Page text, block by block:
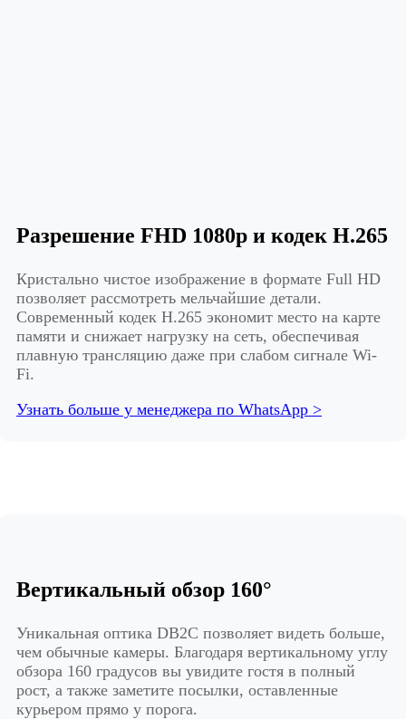
Разрешение FHD 1080p и кодек H.265
Кристально чистое изображение в формате Full HD
позволяет рассмотреть мельчайшие детали.
Современный кодек H.265 экономит место на карте
памяти и снижает нагрузку на сеть, обеспечивая
плавную трансляцию даже при слабом сигнале Wi-
Fi.
Узнать больше у менеджера по WhatsApp >
Вертикальный обзор 160°
Уникальная оптика DB2C позволяет видеть больше,
чем обычные камеры. Благодаря вертикальному углу
обзора 160 градусов вы увидите гостя в полный
рост, а также заметите посылки, оставленные
курьером прямо у порога.